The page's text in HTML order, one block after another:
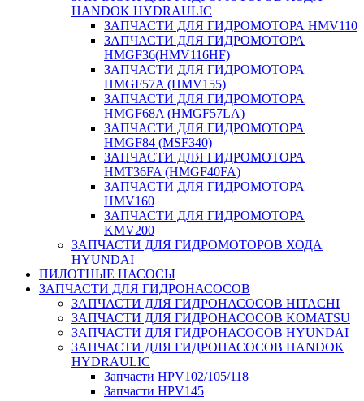
HANDOK HYDRAULIC
ЗАПЧАСТИ ДЛЯ ГИДРОМОТОРА HMV110
ЗАПЧАСТИ ДЛЯ ГИДРОМОТОРА
HMGF36(HMV116HF)
ЗАПЧАСТИ ДЛЯ ГИДРОМОТОРА
HMGF57A (HMV155)
ЗАПЧАСТИ ДЛЯ ГИДРОМОТОРА
HMGF68A (HMGF57LA)
ЗАПЧАСТИ ДЛЯ ГИДРОМОТОРА
HMGF84 (MSF340)
ЗАПЧАСТИ ДЛЯ ГИДРОМОТОРА
HMT36FA (HMGF40FA)
ЗАПЧАСТИ ДЛЯ ГИДРОМОТОРА
HMV160
ЗАПЧАСТИ ДЛЯ ГИДРОМОТОРА
KMV200
ЗАПЧАСТИ ДЛЯ ГИДРОМОТОРОВ ХОДА
HYUNDAI
ПИЛОТНЫЕ НАСОСЫ
ЗАПЧАСТИ ДЛЯ ГИДРОНАСОСОВ
ЗАПЧАСТИ ДЛЯ ГИДРОНАСОСОВ HITACHI
ЗАПЧАСТИ ДЛЯ ГИДРОНАСОСОВ KOMATSU
ЗАПЧАСТИ ДЛЯ ГИДРОНАСОСОВ HYUNDAI
ЗАПЧАСТИ ДЛЯ ГИДРОНАСОСОВ HANDOK
HYDRAULIC
Запчасти HPV102/105/118
Запчасти HPV145